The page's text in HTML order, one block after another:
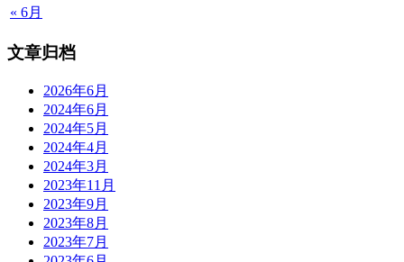
« 6月
文章归档
2026年6月
2024年6月
2024年5月
2024年4月
2024年3月
2023年11月
2023年9月
2023年8月
2023年7月